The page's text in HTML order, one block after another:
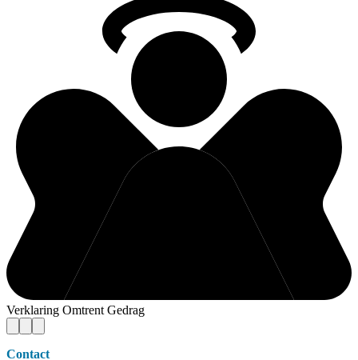
Verklaring Omtrent Gedrag
Contact